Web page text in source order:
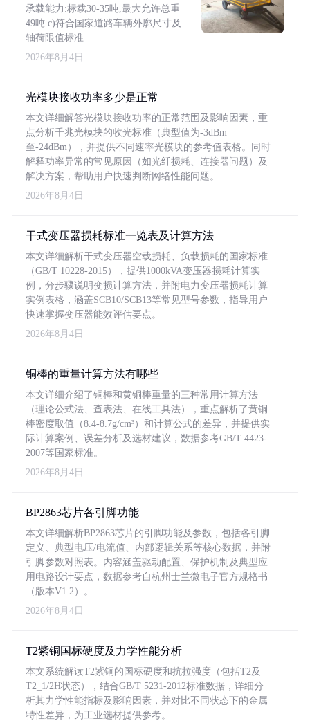
承载能力:标载30-35吨,最大允许总重
49吨 c)符合国家道路车辆外廓尺寸及
轴荷限值标准
2026年8月4日
光模块接收功率多少是正常
本文详细解答光模块接收功率的正常范围及影响因素，重
点分析千兆光模块的收光标准（典型值为-3dBm
至-24dBm），并提供不同速率光模块的参考值表格。同时
解释功率异常的常见原因（如光纤损耗、连接器问题）及
解决方案，帮助用户快速判断网络性能问题。
2026年8月4日
干式变压器损耗标准一览表及计算方法
本文详细解析干式变压器空载损耗、负载损耗的国家标准
（GB/T 10228-2015），提供1000kVA变压器损耗计算实
例，分步骤说明变损计算方法，并附电力变压器损耗计算
实例表格，涵盖SCB10/SCB13等常见型号参数，指导用户
快速掌握变压器能效评估要点。
2026年8月4日
铜棒的重量计算方法有哪些
本文详细介绍了铜棒和黄铜棒重量的三种常用计算方法
（理论公式法、查表法、在线工具法），重点解析了黄铜
棒密度取值（8.4-8.7g/cm³）和计算公式的差异，并提供实
际计算案例、误差分析及选材建议，数据参考GB/T 4423-
2007等国家标准。
2026年8月4日
BP2863芯片各引脚功能
本文详细解析BP2863芯片的引脚功能及参数，包括各引脚
定义、典型电压/电流值、内部逻辑关系等核心数据，并附
引脚参数对照表。内容涵盖驱动配置、保护机制及典型应
用电路设计要点，数据参考自杭州士兰微电子官方规格书
（版本V1.2）。
2026年8月4日
T2紫铜国标硬度及力学性能分析
本文系统解读T2紫铜的国标硬度和抗拉强度（包括T2及
T2_1/2H状态），结合GB/T 5231-2012标准数据，详细分
析其力学性能指标及影响因素，并对比不同状态下的金属
特性差异，为工业选材提供参考。